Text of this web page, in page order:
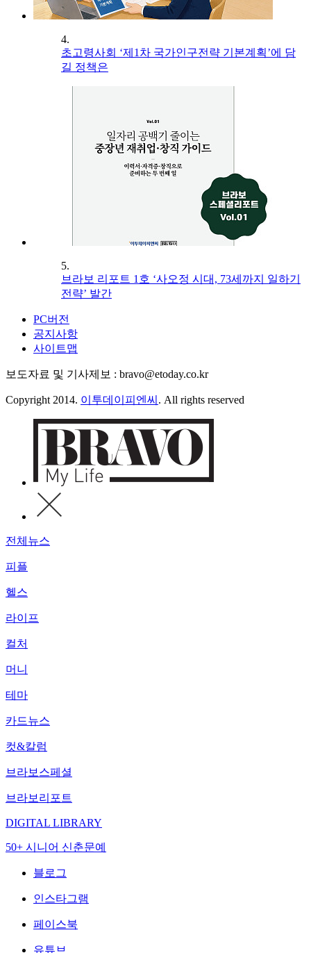
4.
초고령사회 ‘제1차 국가인구전략 기본계획’에 담
길 정책은
5.
브라보 리포트 1호 ‘사오정 시대, 73세까지 일하기
전략’ 발간
PC버전
공지사항
사이트맵
보도자료 및 기사제보 : bravo@etoday.co.kr
Copyright 2014. 이투데이피엔씨 . All rights reserved
전체뉴스
피플
헬스
라이프
컬처
머니
테마
카드뉴스
컷&칼럼
브라보스페셜
브라보리포트
DIGITAL LIBRARY
50+ 시니어 신춘문예
블로그
인스타그램
페이스북
유튜브